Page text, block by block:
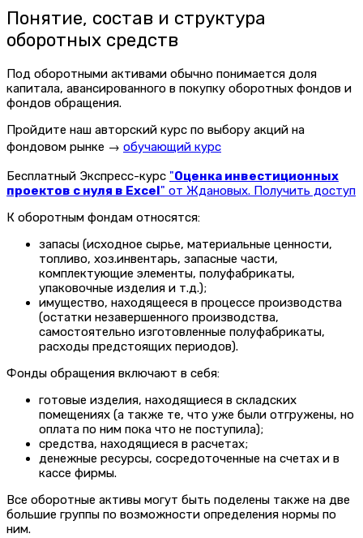
Понятие, состав и структура
оборотных средств
Под оборотными активами обычно понимается доля
капитала, авансированного в покупку оборотных фондов и
фондов обращения.
Пройдите наш авторский курс по выбору акций на
фондовом рынке → обучающий курс
Бесплатный Экспресс-курс "Оценка инвестиционных
проектов с нуля в Excel" от Ждановых. Получить доступ
К оборотным фондам относятся:
запасы (исходное сырье, материальные ценности,
топливо, хоз.инвентарь, запасные части,
комплектующие элементы, полуфабрикаты,
упаковочные изделия и т.д.);
имущество, находящееся в процессе производства
(остатки незавершенного производства,
самостоятельно изготовленные полуфабрикаты,
расходы предстоящих периодов).
Фонды обращения включают в себя:
готовые изделия, находящиеся в складских
помещениях (а также те, что уже были отгружены, но
оплата по ним пока что не поступила);
средства, находящиеся в расчетах;
денежные ресурсы, сосредоточенные на счетах и в
кассе фирмы.
Все оборотные активы могут быть поделены также на две
большие группы по возможности определения нормы по
ним.